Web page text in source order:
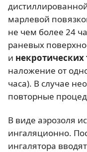
марлевой
не чем более 24
раневых
и некротических
наложение от
часа). В случае
повторные
В виде аэрозоля
ингаляционно.
ингалятора